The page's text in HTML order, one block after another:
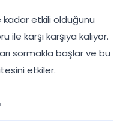
kadar etkili olduğunu
karşı karşıya kalıyor.
sormakla başlar ve bu
etkiler.